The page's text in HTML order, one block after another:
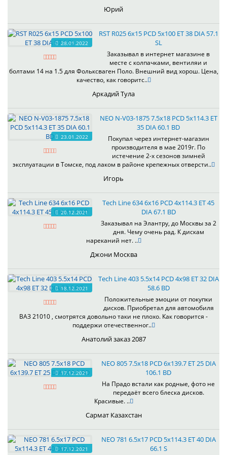
Юрий
28.01.2022
RST R025 6x15 PCD 5x100 ET 38 DIA 57.1
SL
Заказывал в интернет магазине в
месте с колпачками, вентиляи и
болтами 14 на 1.5 для Фольксваген Поло. Внешний вид хорош. Цена,
качество, как говоритс..
Аркадий Тула
23.01.2022
NEO N-V03-1875 7.5x18 PCD 5x114.3 ET
35 DIA 60.1 BD
Покупал через интернет-магазин
производителя в мае 2019г. По
истечение 2-х сезонов зимней
эксплуатации в Томске, под лаком в районе крепежных отверсти..
Игорь
20.12.2021
Tech Line 634 6x16 PCD 4x114.3 ET 45
DIA 67.1 BD
Заказывал на Элантру, до Москвы за 2
дня. Чему очень рад. К дискам
нареканий нет. ..
Джони Москва
18.12.2021
Tech Line 403 5.5x14 PCD 4x98 ET 32 DIA
58.6 BD
Положительные эмоции от покупки
дисков. Приобретал для автомобиля
ВАЗ 21010 , смотрятся довольно таки не плохо. Как говорится -
поддержи отечественног..
Анатолий заказ 2087
17.12.2021
NEO 805 7.5x18 PCD 6x139.7 ET 25 DIA
106.1 BD
На Прадо встали как родные, фото не
передаёт всего блеска дисков.
Красивые. ..
Сармат Казахстан
17.12.2021
NEO 781 6.5x17 PCD 5x114.3 ET 40 DIA
66.1 S